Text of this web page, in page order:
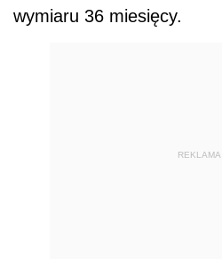
wymiaru 36 miesięcy.
REKLAMA